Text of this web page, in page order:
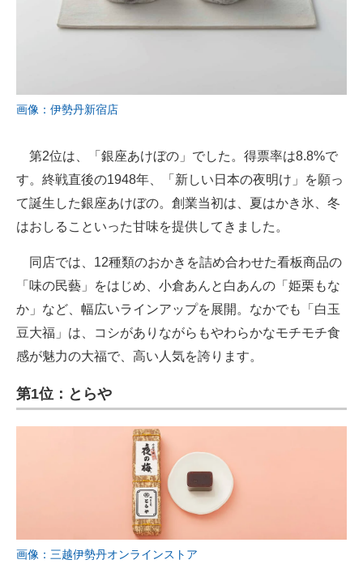
画像：伊勢丹新宿店
第2位は、「銀座あけぼの」でした。得票率は8.8%で
す。終戦直後の1948年、「新しい日本の夜明け」を願っ
て誕生した銀座あけぼの。創業当初は、夏はかき氷、冬
はおしることいった甘味を提供してきました。
同店では、12種類のおかきを詰め合わせた看板商品の
「味の民藝」をはじめ、小倉あんと白あんの「姫栗もな
か」など、幅広いラインアップを展開。なかでも「白玉
豆大福」は、コシがありながらもやわらかなモチモチ食
感が魅力の大福で、高い人気を誇ります。
第1位：とらや
画像：三越伊勢丹オンラインストア